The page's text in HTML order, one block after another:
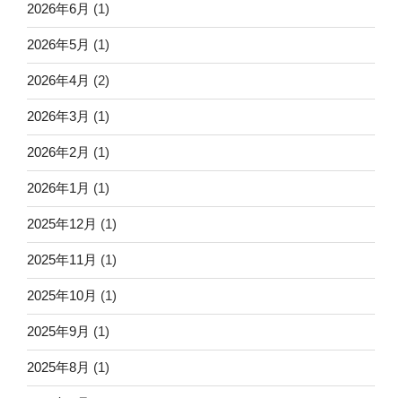
2026年6月 (1)
2026年5月 (1)
2026年4月 (2)
2026年3月 (1)
2026年2月 (1)
2026年1月 (1)
2025年12月 (1)
2025年11月 (1)
2025年10月 (1)
2025年9月 (1)
2025年8月 (1)